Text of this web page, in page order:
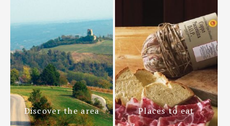
Discover the area Places to eat